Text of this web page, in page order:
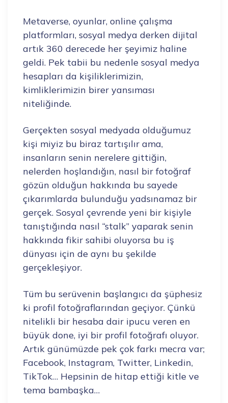
Metaverse, oyunlar, online çalışma
platformları, sosyal medya derken dijital
artık 360 derecede her şeyimiz haline
geldi. Pek tabii bu nedenle sosyal medya
hesapları da kişiliklerimizin,
kimliklerimizin birer yansıması
niteliğinde.
Gerçekten sosyal medyada olduğumuz
kişi miyiz bu biraz tartışılır ama,
insanların senin nerelere gittiğin,
nelerden hoşlandığın, nasıl bir fotoğraf
gözün olduğun hakkında bu sayede
çıkarımlarda bulunduğu yadsınamaz bir
gerçek. Sosyal çevrende yeni bir kişiyle
tanıştığında nasıl “stalk” yaparak senin
hakkında fikir sahibi oluyorsa bu iş
dünyası için de aynı bu şekilde
gerçekleşiyor.
Tüm bu serüvenin başlangıcı da şüphesiz
ki profil fotoğraflarından geçiyor. Çünkü
nitelikli bir hesaba dair ipucu veren en
büyük done, iyi bir profil fotoğrafı oluyor.
Artık günümüzde pek çok farkı mecra var;
Facebook, Instagram, Twitter, Linkedin,
TikTok… Hepsinin de hitap ettiği kitle ve
tema bambaşka…